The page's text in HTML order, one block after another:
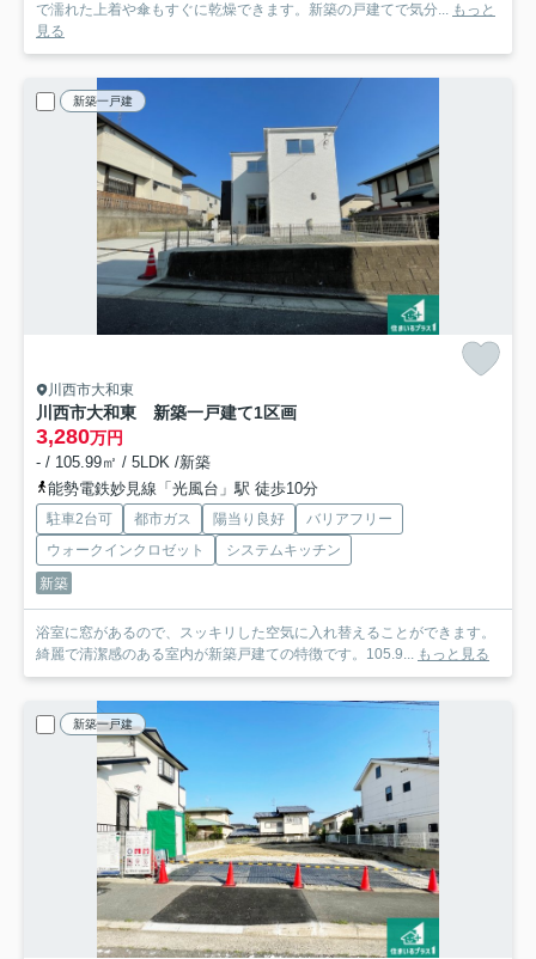
で濡れた上着や傘もすぐに乾燥できます。新築の戸建てで気分... もっと
見る
新築一戸建
川西市大和東
川西市大和東 新築一戸建て1区画
3,280万円
- / 105.99㎡ / 5LDK /新築
能勢電鉄妙見線「光風台」駅 徒歩10分
駐車2台可 都市ガス 陽当り良好
バリアフリー
ウォークインクロゼット
システムキッチン
新築
浴室に窓があるので、スッキリした空気に入れ替えることができます。
綺麗で清潔感のある室内が新築戸建ての特徴です。105.9... もっと見る
新築一戸建